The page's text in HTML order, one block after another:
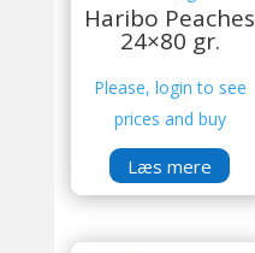
Haribo Peaches
24×80 gr.
Please, login to see
prices and buy
Læs mere